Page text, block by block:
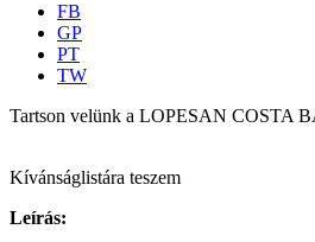
FB
GP
PT
TW
Tartson velünk a LOPESAN COSTA
Kívánságlistára teszem
Leírás: